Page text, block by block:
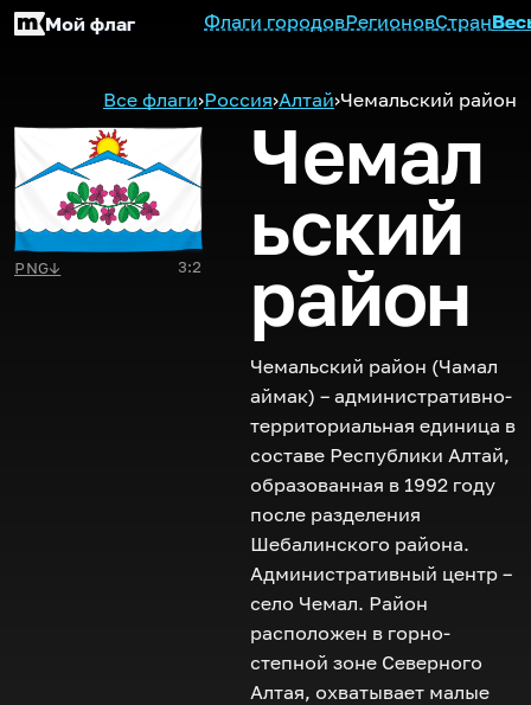
Мой флаг Флаги городовРегионовСтран
Все флаги›Россия›Алтай›Чемальский район
PNG↓ 3:2
Чемал
ьский
район
Чемальский район (Чамал
аймак) – административно-
территориальная единица в
составе Республики Алтай,
образованная в 1992 году
после разделения
Шебалинского района.
Административный центр –
село Чемал. Район
расположен в горно-
степной зоне Северного
Алтая, охватывает малые